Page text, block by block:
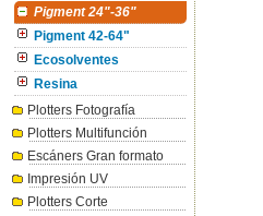
Pigment 24"-36"
Pigment 42-64"
Ecosolventes
Resina
Plotters Fotografía
Plotters Multifunción
Escáners Gran formato
Impresión UV
Plotters Corte